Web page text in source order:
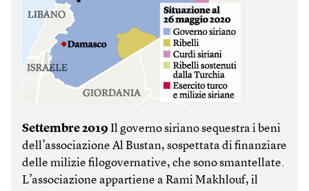
Settembre 2019 Il governo siriano sequestra i beni
dell’associazione Al Bustan, sospettata di finanziare
delle milizie filogovernative, che sono smantellate.
L’associazione appartiene a Rami Makhlouf, il